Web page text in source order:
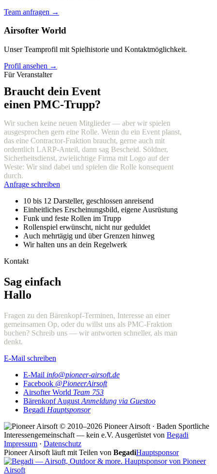
Team anfragen →
Airsofter World
Unser Teamprofil mit Spielhistorie und Kontaktmöglichkeit.
Profil ansehen →
Für Veranstalter
Braucht dein Event
einen PMC-Trupp?
Wir suchen keine neuen Mitglieder — aber wir spielen
ausgesprochen gern eine Rolle. Wenn du ein Event planst,
das eine Contractor-Fraktion braucht, gerne auch mit
ordentlich LARP-Anteil, dann sag Bescheid. Söldner,
Sicherheitsdienst, zwielichtige Firma mit Logo auf der
Weste: Wir sind dabei und spielen die Rolle konsequent
durch.
Anfrage schreiben
10 bis 12 Darsteller, geschlossen anreisend
Einheitliches Erscheinungsbild, eigene Ausrüstung
Funk und feste Rollen im Trupp
Rollenspiel erwünscht, nicht nur geduldet
Auch mehrtägig und über Grenzen hinweg
Wir halten uns an dein Regelwerk
Kontakt
Sag einfach
Hallo
Fragen zu den Bärenkopf-Terminen, Interesse an einer
gemeinsamen Op, oder du willst uns als PMC-Fraktion
buchen? Schreib uns — wir antworten schneller, als man
denkt.
E-Mail schreiben
E-Mail info@pioneer-airsoft.de
Facebook @PioneerAirsoft
Airsofter World Team 753
Bärenkopf August Anmeldung via Guestoo
Begadi Hauptsponsor
© 2010–2026 Pioneer Airsoft · Baden Sportliche
Interessengemeinschaft — kein e.V. Ausgerüstet von Begadi
Impressum · Datenschutz
Pioneer Airsoft läuft mit Teilen von BegadiHauptsponsor